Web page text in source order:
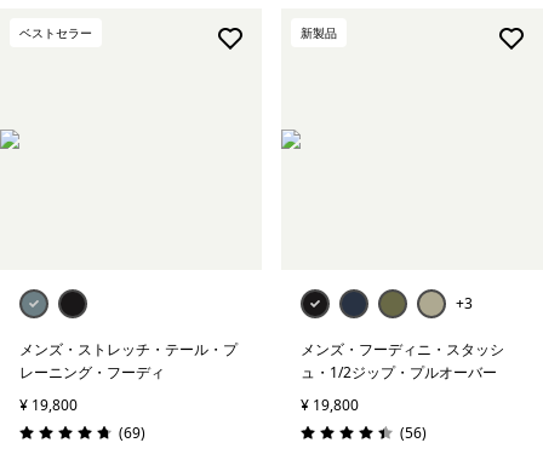
ベストセラー
メンズ・ストレッチ・テール・プ
レーニング・フーディ
¥ 19,800
評価: 4.8 / 5
(69レビュー
)
新製品
+3
メンズ・フーディニ・スタッシ
ュ・1/2ジップ・プルオーバー
¥ 19,800
評価: 4.4 / 5
(56レビュー
)